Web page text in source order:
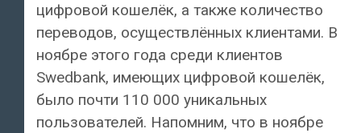
цифровой кошелёк, а также количество
переводов, осуществлённых клиентами. В
ноябре этого года среди клиентов
Swedbank, имеющих цифровой кошелёк,
было почти 110 000 уникальных
пользователей. Напомним, что в ноябре